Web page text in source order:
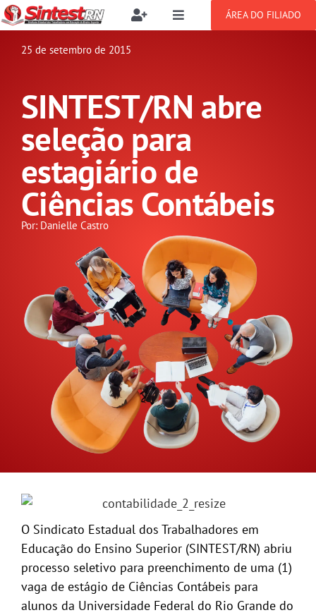
Ir
para
Toggle
Buscar
resultados
Filie-se
Benefícios
Setor jurídico
Toggle
SOBRE
NOTÍCIAS
PUBLICAÇÕES
CONGRESSOS
DOCUMENTOS
GALERIA
ÁREA DO FILIADO
25 de setembro de 2015
SINTEST/RN abre
seleção para
estagiário de
Ciências Contábeis
Por: Danielle Castro
O Sindicato Estadual dos Trabalhadores em
Educação do Ensino Superior (SINTEST/RN) abriu
processo seletivo para preenchimento de uma (1)
vaga de estágio de Ciências Contábeis para
alunos da Universidade Federal do Rio Grande do